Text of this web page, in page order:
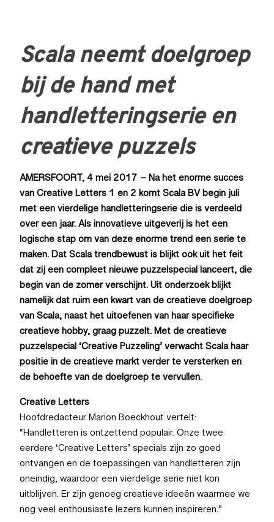
Scala neemt doelgroep
bij de hand met
handletteringserie en
creatieve puzzels
AMERSFOORT, 4 mei 2017 – Na het enorme succes
van Creative Letters 1 en 2 komt Scala BV begin juli
met een vierdelige handletteringserie die is verdeeld
over een jaar. Als innovatieve uitgeverij is het een
logische stap om van deze enorme trend een serie te
maken. Dat Scala trendbewust is blijkt ook uit het feit
dat zij een compleet nieuwe puzzelspecial lanceert, die
begin van de zomer verschijnt. Uit onderzoek blijkt
namelijk dat ruim een kwart van de creatieve doelgroep
van Scala, naast het uitoefenen van haar specifieke
creatieve hobby, graag puzzelt. Met de creatieve
puzzelspecial ‘Creative Puzzeling’ verwacht Scala haar
positie in de creatieve markt verder te versterken en
de behoefte van de doelgroep te vervullen.
Creative Letters
Hoofdredacteur Marion Boeckhout vertelt:
“Handletteren is ontzettend populair. Onze twee
eerdere ‘Creative Letters’ specials zijn zo goed
ontvangen en de toepassingen van handletteren zijn
oneindig, waardoor een vierdelige serie niet kon
uitblijven. Er zijn genoeg creatieve ideeën waarmee we
nog veel enthousiaste lezers kunnen inspireren.”